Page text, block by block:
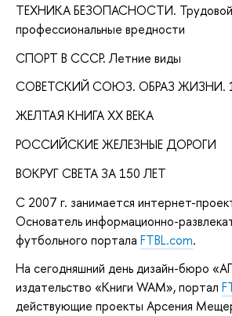
ТЕХНИКА БЕЗОПАСНОСТИ.
профессиональные вредности
СПОРТ В СССР. Летние виды
СОВЕТСКИЙ СОЮЗ. ОБРАЗ ЖИЗНИ.
ЖЕЛТАЯ КНИГА XX ВЕКА
РОССИЙСКИЕ ЖЕЛЕЗНЫЕ ДОРОГИ
ВОКРУГ CВЕТА ЗА 150 ЛЕТ
С 2007 г. занимается интернет-
Основатель информационно-
футбольного портала FTBL.com.
На сегодняшний день дизайн-бюро
издательство «Книги WAM», портал
действующие проекты Арсения